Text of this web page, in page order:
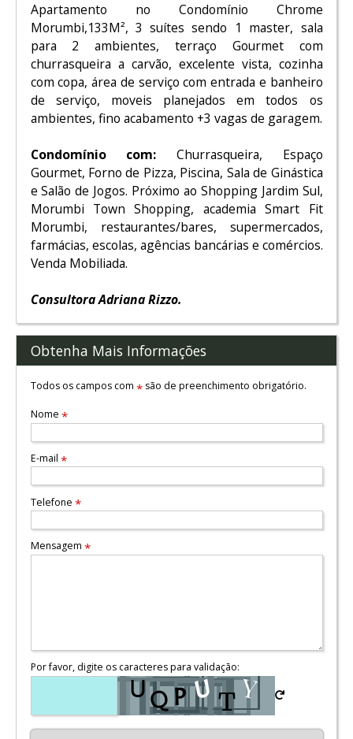
Apartamento no Condomínio Chrome
Morumbi,133M², 3 suítes sendo 1 master, sala
para 2 ambientes, terraço Gourmet com
churrasqueira a carvão, excelente vista, cozinha
com copa, área de serviço com entrada e banheiro
de serviço, moveis planejados em todos os
ambientes, fino acabamento +3 vagas de garagem.
Condomínio com: Churrasqueira, Espaço
Gourmet, Forno de Pizza, Piscina, Sala de Ginástica
e Salão de Jogos. Próximo ao Shopping Jardim Sul,
Morumbi Town Shopping, academia Smart Fit
Morumbi, restaurantes/bares, supermercados,
farmácias, escolas, agências bancárias e comércios.
Venda Mobiliada.
Consultora Adriana Rizzo.
Obtenha Mais Informações
Todos os campos com *são de preenchimento obrigatório.
Nome *
E-mail *
Telefone *
Mensagem *
Por favor, digite os caracteres para validação: